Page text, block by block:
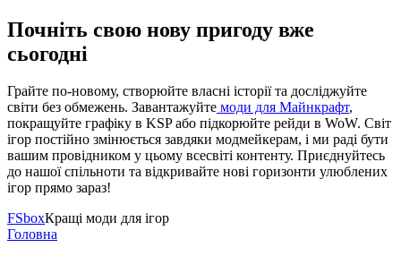
Почніть свою нову пригоду вже
сьогодні
Грайте по-новому, створюйте власні історії та досліджуйте
світи без обмежень. Завантажуйте моди для Майнкрафт,
покращуйте графіку в KSP або підкорюйте рейди в WoW. Світ
ігор постійно змінюється завдяки модмейкерам, і ми раді бути
вашим провідником у цьому всесвіті контенту. Приєднуйтесь
до нашої спільноти та відкривайте нові горизонти улюблених
ігор прямо зараз!
FSboxКращі моди для ігор
Головна